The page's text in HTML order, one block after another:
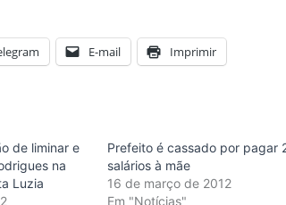
E-mail Imprimir
de liminar e
na
Luzia
Prefeito é cassado por pagar
salários à mãe
16 de março de 2012
Em "Notícias"